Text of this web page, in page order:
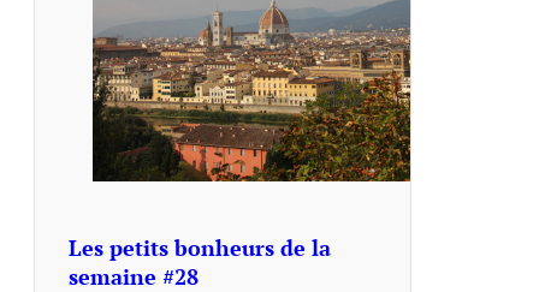
Les petits bonheurs de la
semaine #28